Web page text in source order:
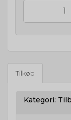
Tilkøb
Kategori: